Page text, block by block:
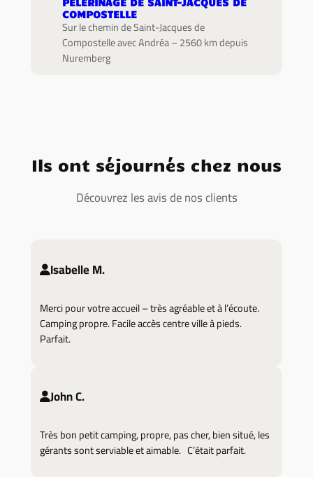
COMPOSTELLE
Sur le chemin de Saint-Jacques de
Compostelle avec Andréa – 2560 km depuis
Nuremberg
Ils ont séjournés chez nous
Découvrez les avis de nos clients
Isabelle M.
Merci pour votre accueil – très agréable et à l’écoute.
Camping propre. Facile accès centre ville à pieds.
Parfait.
John C.
Très bon petit camping, propre, pas cher, bien situé, les
gérants sont serviable et aimable. C’était parfait.